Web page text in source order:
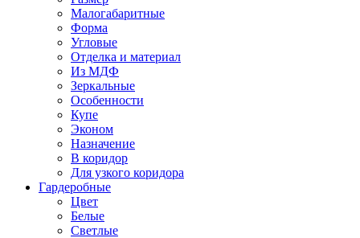
Малогабаритные
Форма
Угловые
Отделка и материал
Из МДФ
Зеркальные
Особенности
Купе
Эконом
Назначение
В коридор
Для узкого коридора
Гардеробные
Цвет
Белые
Светлые